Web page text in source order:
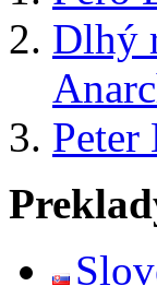
Dlhý